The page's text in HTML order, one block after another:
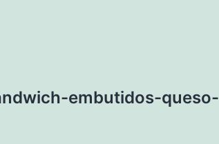
embutidos-queso-